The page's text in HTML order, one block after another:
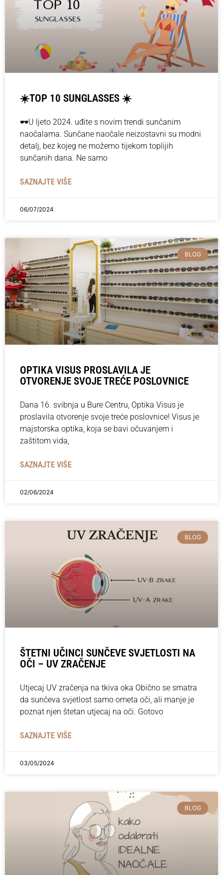
☀️TOP 10 SUNGLASSES ☀️
🕶️U ljeto 2024. uđite s novim trendi sunčanim
naočalama. Sunčane naočale neizostavni su modni
detalj, bez kojeg ne možemo tijekom toplijih
sunčanih dana. Ne samo
SAZNAJTE VIŠE
06/07/2024
BLOG
OPTIKA VISUS PROSLAVILA JE
OTVORENJE SVOJE TREĆE POSLOVNICE
Dana 16. svibnja u Bure Centru, Optika Visus je
proslavila otvorenje svoje treće poslovnice! Visus je
majstorska optika, koja se bavi očuvanjem i
zaštitom vida,
SAZNAJTE VIŠE
02/06/2024
BLOG
ŠTETNI UČINCI SUNČEVE SVJETLOSTI NA
OČI – UV ZRAČENJE
Utjecaj UV zračenja na tkiva oka Obično se smatra
da sunčeva svjetlost samo ometa oči, ali manje je
poznat njen štetan utjecaj na oči. Gotovo
SAZNAJTE VIŠE
03/05/2024
BLOG